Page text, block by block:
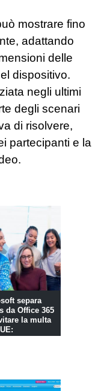
mostrare fino
adattando
delle
dispositivo.
negli ultimi
degli scenari
di risolvere,
partecipanti e la
separa
da Office 365
la multa
...